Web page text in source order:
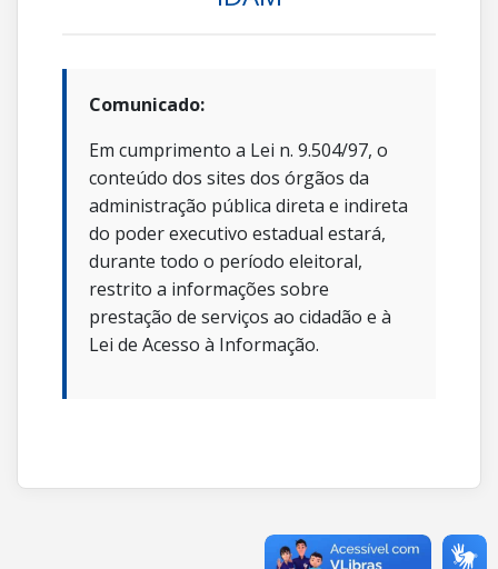
Comunicado:
Em cumprimento a Lei n. 9.504/97, o
conteúdo dos sites dos órgãos da
administração pública direta e indireta
do poder executivo estadual estará,
durante todo o período eleitoral,
restrito a informações sobre
prestação de serviços ao cidadão e à
Lei de Acesso à Informação.